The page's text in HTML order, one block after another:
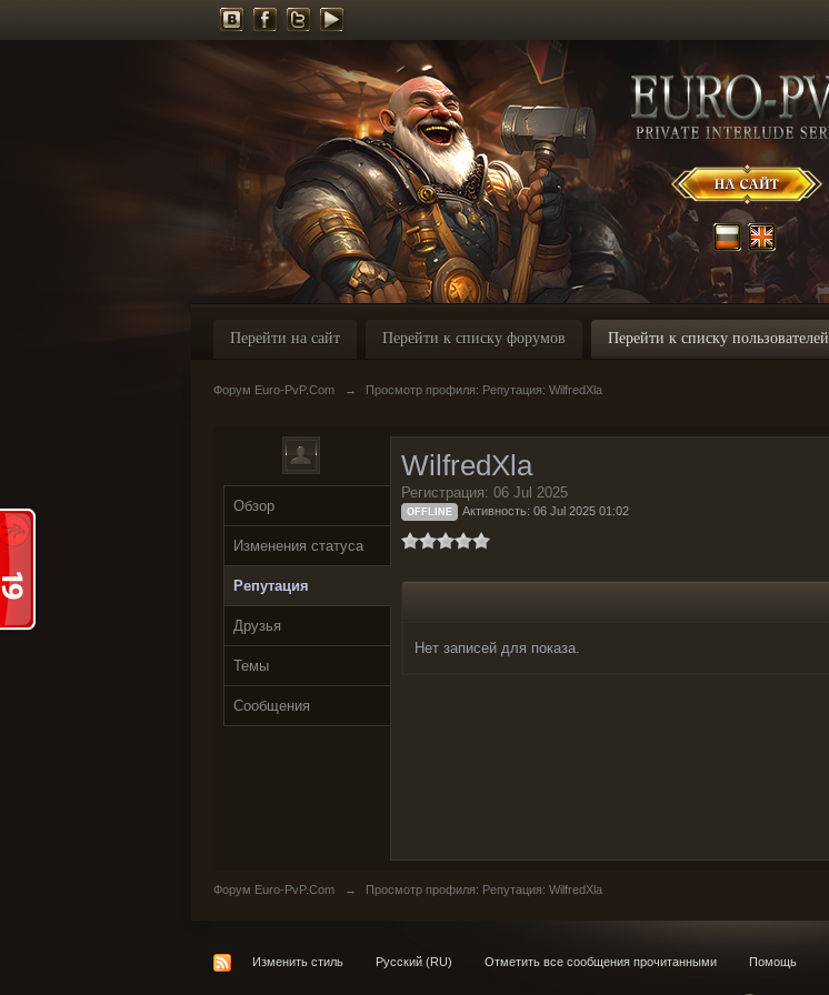
Перейти на сайт Перейти к списку форумов Перейти к списку пользователей
Форум Euro-PvP.Com → Просмотр профиля: Репутация: WilfredXla
Обзор
Изменения статуса
Репутация
Друзья
Темы
Сообщения
WilfredXla
Регистрация: 06 Jul 2025
OFFLINE Активность: 06 Jul 2025 01:02
Нет записей для показа.
Форум Euro-PvP.Com → Просмотр профиля: Репутация: WilfredXla
Изменить стиль Русский (RU) Отметить все сообщения прочитанными Помощь